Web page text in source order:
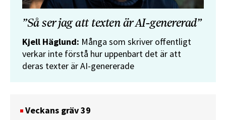
”Så ser jag att texten är AI-genererad”
Kjell Häglund: Många som skriver offentligt
verkar inte förstå hur uppenbart det är att
deras texter är AI-genererade
Veckans gräv 39